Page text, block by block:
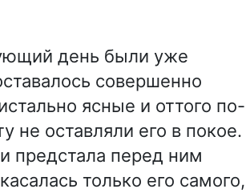
день были уже
совершенно
ясные и оттого по-
оставляли его в покое.
предстала перед ним
только его самого,